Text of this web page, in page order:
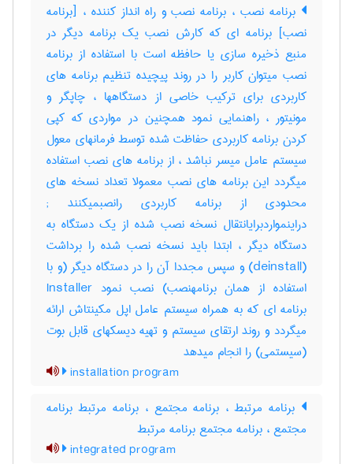
برنامه نصب ، برنامه نصب و راه انداز کننده ، [برنامه
نصب] برنامه ای که کارش نصب یک برنامه دیگر در
منبع ذخیره سازی یا حافظه است با استفاده از برنامه
نصب میتوان کاربر را در روند پیچیده تنظیم برنامه های
کاربردی برای ترکیب خاصی از دستگاهها ، چاپگر و
مونیتور ، راهنمایی نمود همچنین در مواردی که کپی
کردن برنامه کاربردی حفاظت شده توسط فرمانهای معول
سیستم عامل میسر نباشد ، از برنامه های نصب استفاده
میگردد این برنامه های نصب معمولا تعداد نسخه های
محدودی از برنامه کاربردی رانصبمیکنند‎ ;
دراینمواردبرایانتقال نسخه نصب شده از یک دستگاه به
دستگاه دیگر ، ابتدا باید نسخه نصب شده را برداشت
(‎deinstall) و سپس مجددا آن را در دستگاه دیگر (و با
استفاده از همان برنامهنصب) نصب نمود ‎Installer
برنامه ای که به همراه سیستم عامل اپل مکینتاش ارائه
میگردد و روند ارتقای سیستم و تهیه دیسکهای قابل بوت
(سیستمی) را انجام میدهد
installation program
برنامه مرتبط ، برنامه مجتمع ، برنامه مرتبط برنامه
مجتمع ، برنامه مجتمع برنامه مرتبط
integrated program